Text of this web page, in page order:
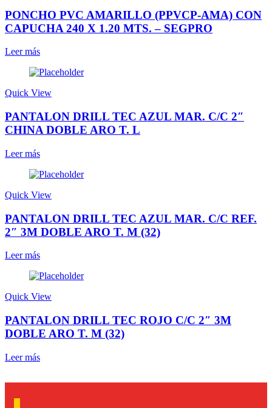
PONCHO PVC AMARILLO (PPVCP-AMA) CON
CAPUCHA 240 X 1.20 MTS. – SEGPRO
Leer más
Quick View
PANTALON DRILL TEC AZUL MAR. C/C 2″
CHINA DOBLE ARO T. L
Leer más
Quick View
PANTALON DRILL TEC AZUL MAR. C/C REF.
2″ 3M DOBLE ARO T. M (32)
Leer más
Quick View
PANTALON DRILL TEC ROJO C/C 2″ 3M
DOBLE ARO T. M (32)
Leer más